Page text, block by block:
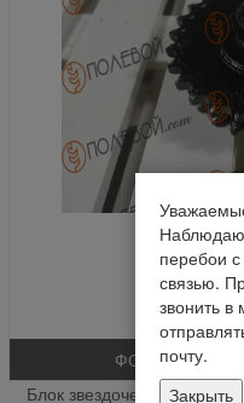
ФОТО
Блок звездочек Z-25 Z-28
перебои
связью.
звонить
почту.
Закрыть